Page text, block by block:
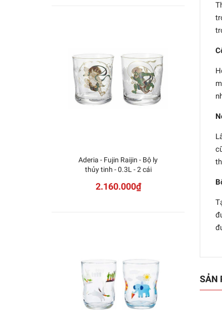
SẢN
Aderia - Fujin Raijin - Bộ ly
thủy tinh - 0.3L - 2 cái
2.160.000₫